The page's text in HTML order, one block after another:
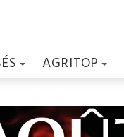
AGRITOP